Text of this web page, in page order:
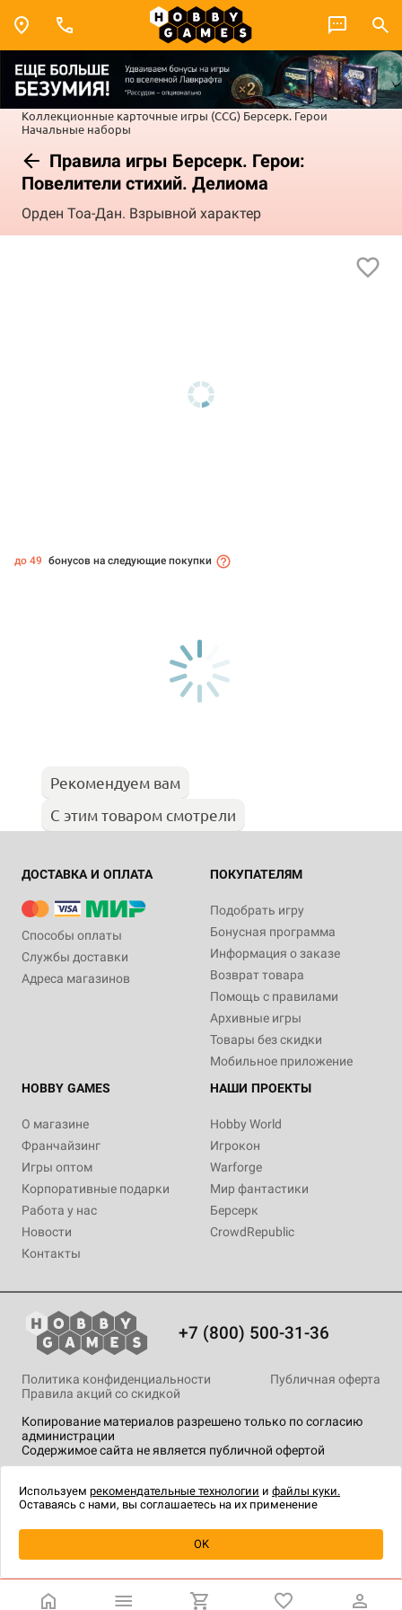
Коллекционные карточные игры (CCG) Берсерк. Герои
Начальные наборы
Правила игры Берсерк. Герои:
Повелители стихий. Делиома
Орден Тоа-Дан. Взрывной характер
до 49 бонусов на следующие покупки
Рекомендуем вам
С этим товаром смотрели
ДОСТАВКА И ОПЛАТА
Способы оплаты
Службы доставки
Адреса магазинов
ПОКУПАТЕЛЯМ
Подобрать игру
Бонусная программа
Информация о заказе
Возврат товара
Помощь с правилами
Архивные игры
Товары без скидки
Мобильное приложение
HOBBY GAMES
О магазине
Франчайзинг
Игры оптом
Корпоративные подарки
Работа у нас
Новости
Контакты
НАШИ ПРОЕКТЫ
Hobby World
Игрокон
Warforge
Мир фантастики
Берсерк
CrowdRepublic
+7 (800) 500-31-36
Копирование материалов разрешено только по согласию
администрации
Содержимое сайта не является публичной офертой
Политика конфиденциальности
Публичная оферта
Правила акций со скидкой
технологии.
Используем рекомендательные технологии и файлы куки.
Оставаясь с нами, вы соглашаетесь на их применение
OK